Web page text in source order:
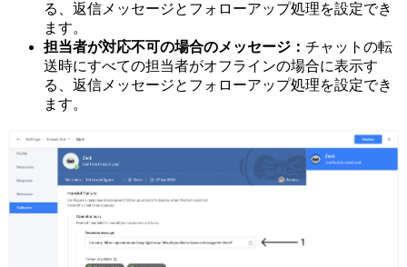
る、返信メッセージとフォローアップ処理を設定でき
ます。
担当者が対応不可の場合のメッセージ： チャットの転
送時にすべての担当者がオフラインの場合に表示す
る、返信メッセージとフォローアップ処理を設定でき
ます。